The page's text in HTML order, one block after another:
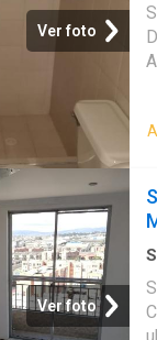
Ver foto
Ver foto